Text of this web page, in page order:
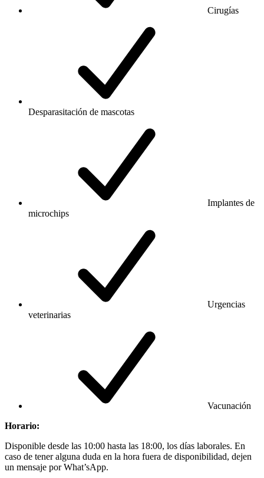
Cirugías
Desparasitación de mascotas
Implantes de
microchips
Urgencias
veterinarias
Vacunación
Horario:
Disponible desde las 10:00 hasta las 18:00, los días laborales. En
caso de tener alguna duda en la hora fuera de disponibilidad, dejen
un mensaje por What’sApp.